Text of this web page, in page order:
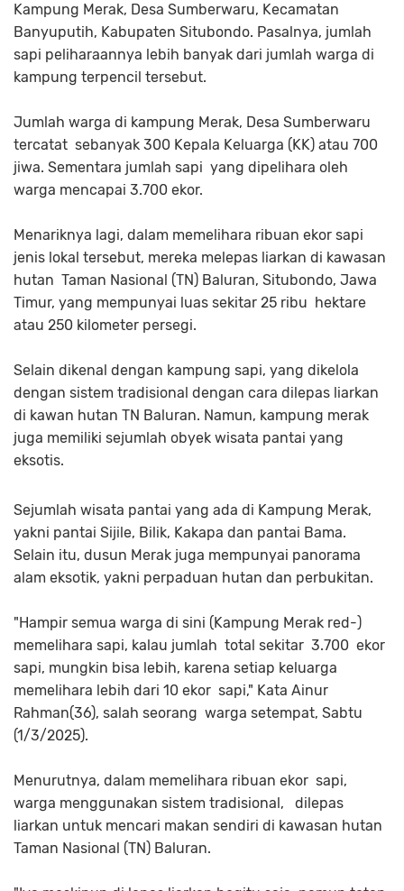
Kampung Merak, Desa Sumberwaru, Kecamatan
Banyuputih, Kabupaten Situbondo. Pasalnya, jumlah
sapi peliharaannya lebih banyak dari jumlah warga di
kampung terpencil tersebut.
Jumlah warga di kampung Merak, Desa Sumberwaru
tercatat sebanyak 300 Kepala Keluarga (KK) atau 700
jiwa. Sementara jumlah sapi yang dipelihara oleh
warga mencapai 3.700 ekor.
Menariknya lagi, dalam memelihara ribuan ekor sapi
jenis lokal tersebut, mereka melepas liarkan di kawasan
hutan Taman Nasional (TN) Baluran, Situbondo, Jawa
Timur, yang mempunyai luas sekitar 25 ribu hektare
atau 250 kilometer persegi.
Selain dikenal dengan kampung sapi, yang dikelola
dengan sistem tradisional dengan cara dilepas liarkan
di kawan hutan TN Baluran. Namun, kampung merak
juga memiliki sejumlah obyek wisata pantai yang
eksotis.
Sejumlah wisata pantai yang ada di Kampung Merak,
yakni pantai Sijile, Bilik, Kakapa dan pantai Bama.
Selain itu, dusun Merak juga mempunyai panorama
alam eksotik, yakni perpaduan hutan dan perbukitan.
"Hampir semua warga di sini (Kampung Merak red-)
memelihara sapi, kalau jumlah total sekitar 3.700 ekor
sapi, mungkin bisa lebih, karena setiap keluarga
memelihara lebih dari 10 ekor sapi," Kata Ainur
Rahman(36), salah seorang warga setempat, Sabtu
(1/3/2025).
Menurutnya, dalam memelihara ribuan ekor sapi,
warga menggunakan sistem tradisional, dilepas
liarkan untuk mencari makan sendiri di kawasan hutan
Taman Nasional (TN) Baluran.